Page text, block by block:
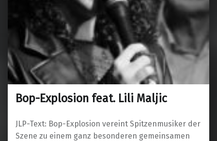
Bop-Explosion feat. Lili Maljic
JLP-Text: Bop-Explosion vereint Spitzenmusiker der
Szene zu einem ganz besonderen gemeinsamen